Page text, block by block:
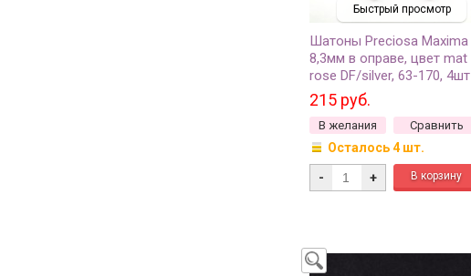
Быстрый просмотр
Шатоны Preciosa Maxima
8,3мм в оправе, цвет mat
rose DF/silver, 63-170, 4шт
215 руб.
В желания Сравнить
Осталось 4 шт.
- +